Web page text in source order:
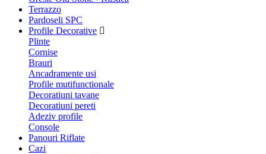
Terrazzo
Pardoseli SPC
Profile Decorative
Plinte
Cornise
Brauri
Ancadramente usi
Profile mutifunctionale
Decoratiuni tavane
Decoratiuni pereti
Adeziv profile
Console
Panouri Riflate
Cazi